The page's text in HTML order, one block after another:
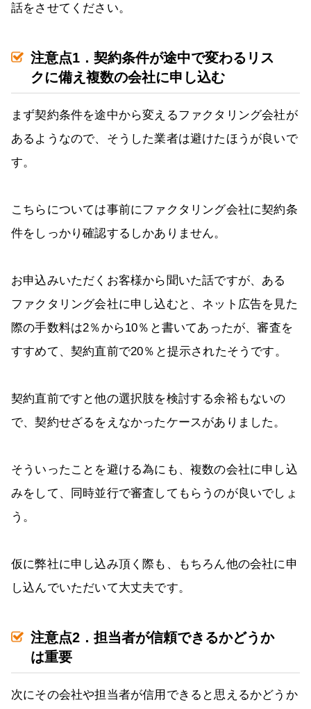
話をさせてください。
注意点1．契約条件が途中で変わるリス
クに備え複数の会社に申し込む
まず契約条件を途中から変えるファクタリング会社が
あるようなので、そうした業者は避けたほうが良いで
す。
こちらについては事前にファクタリング会社に契約条
件をしっかり確認するしかありません。
お申込みいただくお客様から聞いた話ですが、ある
ファクタリング会社に申し込むと、ネット広告を見た
際の手数料は2％から10％と書いてあったが、審査を
すすめて、契約直前で20％と提示されたそうです。
契約直前ですと他の選択肢を検討する余裕もないの
で、契約せざるをえなかったケースがありました。
そういったことを避ける為にも、複数の会社に申し込
みをして、同時並行で審査してもらうのが良いでしょ
う。
仮に弊社に申し込み頂く際も、もちろん他の会社に申
し込んでいただいて大丈夫です。
注意点2．担当者が信頼できるかどうか
は重要
次にその会社や担当者が信用できると思えるかどうか